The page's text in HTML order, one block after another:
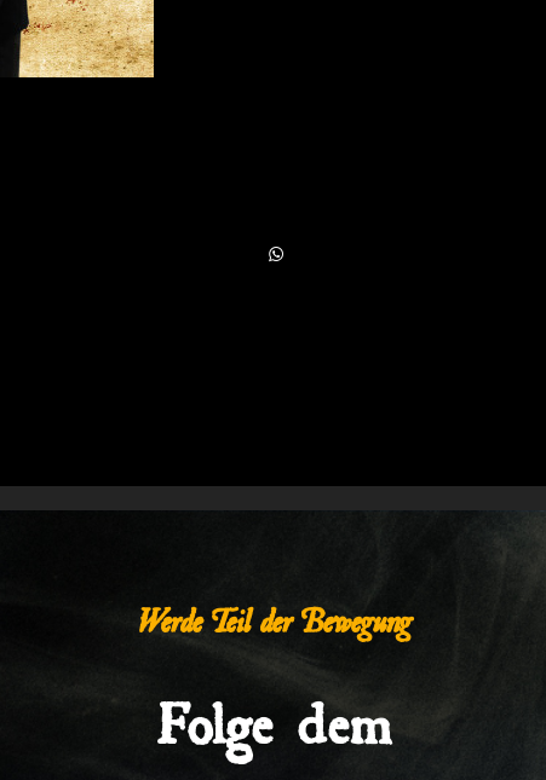
Werde Teil der Bewegung
Folge dem